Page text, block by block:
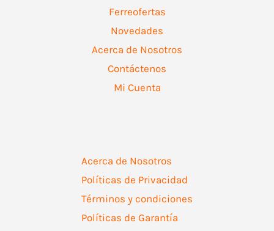
Ferreofertas
Novedades
Acerca de Nosotros
Contáctenos
Mi Cuenta
Acerca de Nosotros
Políticas de Privacidad
Términos y condiciones
Políticas de Garantía